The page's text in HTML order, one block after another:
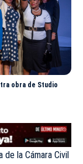
obra de Studio
de la Cámara Civil